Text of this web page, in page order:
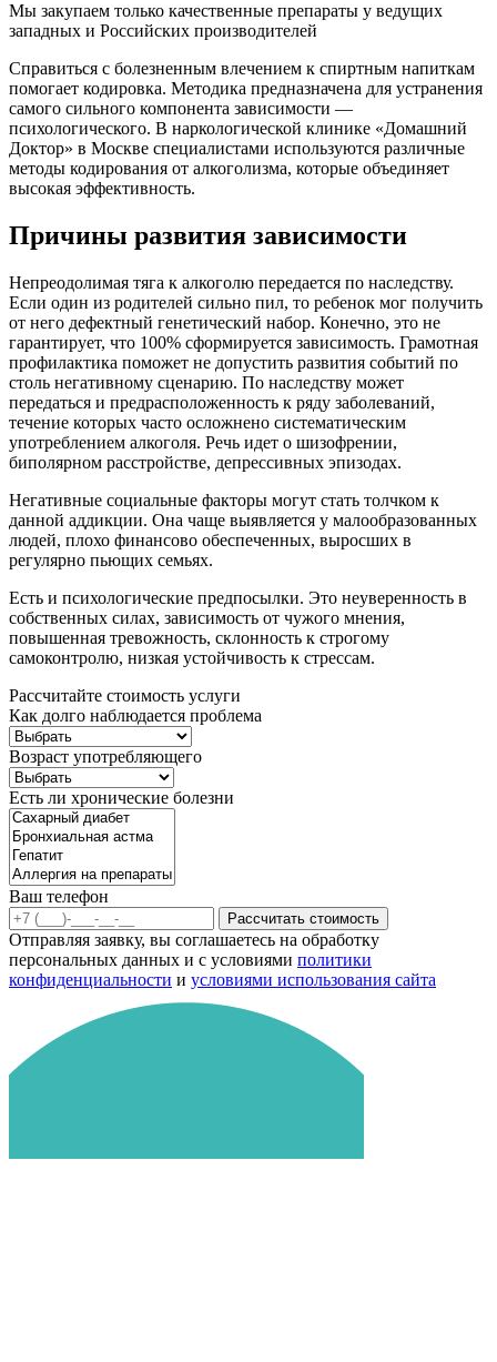
Мы закупаем только качественные препараты у ведущих
западных и Российских производителей
Справиться с болезненным влечением к спиртным напиткам
помогает кодировка. Методика предназначена для устранения
самого сильного компонента зависимости —
психологического. В наркологической клинике «Домашний
Доктор» в Москве специалистами используются различные
методы кодирования от алкоголизма, которые объединяет
высокая эффективность.
Причины развития зависимости
Непреодолимая тяга к алкоголю передается по наследству.
Если один из родителей сильно пил, то ребенок мог получить
от него дефектный генетический набор. Конечно, это не
гарантирует, что 100% сформируется зависимость. Грамотная
профилактика поможет не допустить развития событий по
столь негативному сценарию. По наследству может
передаться и предрасположенность к ряду заболеваний,
течение которых часто осложнено систематическим
употреблением алкоголя. Речь идет о шизофрении,
биполярном расстройстве, депрессивных эпизодах.
Негативные социальные факторы могут стать толчком к
данной аддикции. Она чаще выявляется у малообразованных
людей, плохо финансово обеспеченных, выросших в
регулярно пьющих семьях.
Есть и психологические предпосылки. Это неуверенность в
собственных силах, зависимость от чужого мнения,
повышенная тревожность, склонность к строгому
самоконтролю, низкая устойчивость к стрессам.
Рассчитайте стоимость услуги
Как долго наблюдается проблема
Возраст употребляющего
Есть ли хронические болезни
Ваш телефон
Рассчитать стоимость
Отправляя заявку, вы соглашаетесь на обработку
персональных данных и с условиями политики
конфиденциальности и условиями использования сайта